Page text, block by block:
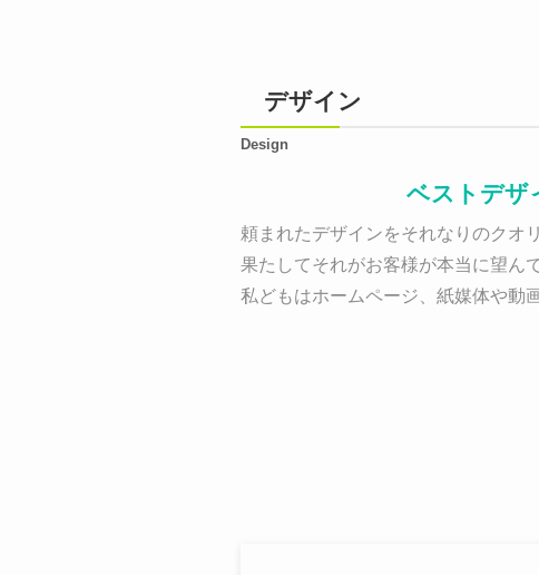
デザイン
Design
ベストデザ
頼まれたデザインをそれなりのクオ
果たしてそれがお客様が本当に望ん
私どもはホームページ、紙媒体や動